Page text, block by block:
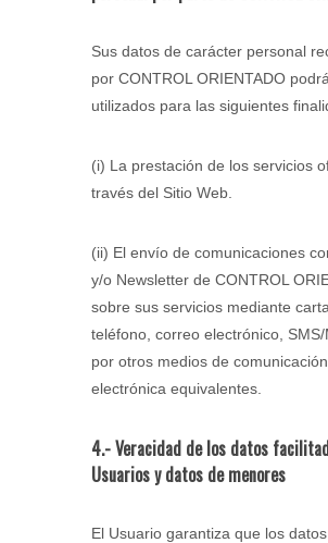
Sus datos de carácter personal
por CONTROL ORIENTADO
utilizados para las siguientes
(i) La prestación de los servicios
través del Sitio Web.
(ii) El envío de comunicaciones
y/o Newsletter de CONTROL
sobre sus servicios mediante carta,
teléfono, correo electrónico,
por otros medios de comunicación
electrónica equivalentes.
4.- Veracidad de los datos
Usuarios y datos de menores
El Usuario garantiza que los datos